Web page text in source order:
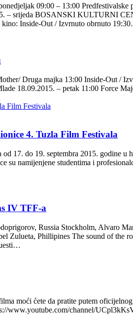
09:00 – 13:00 Predfestivalske
– srijeda BOSANSKI KULTURNI
kino: Inside-Out / Izvrnuto obrnuto
Druga majka 13:00 Inside-Out /
18.09.2015. – petak 11:00 Force
4. Tuzla Film Festivala
17. do 19. septembra 2015. godine u
namijenjene studentima i
IV TFF-a
Russia Stockholm, Alvaro
Zulueta, Phillipines The sound of the
moći ćete da pratite putem
www.youtube.com/channel/